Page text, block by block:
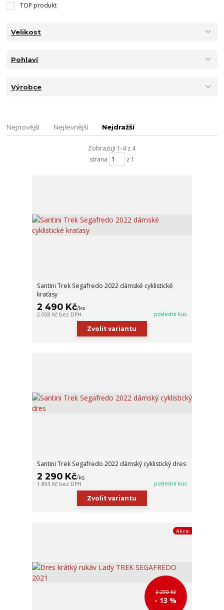
TOP produkt
Velikost
Pohlaví
Výrobce
Nejnovější Nejlevnější Nejdražší
Zobrazuji 1-4 z 4
strana
z 1
Santini Trek Segafredo 2022 dámské cyklistické
kraťasy
2 490 Kč/ks
2 058 Kč bez DPH poslední kus
Zvolit variantu
Santini Trek Segafredo 2022 dámský cyklistický dres
2 290 Kč/ks
1 893 Kč bez DPH poslední kus
Zvolit variantu
Akce
2 290 Kč
- 13 %